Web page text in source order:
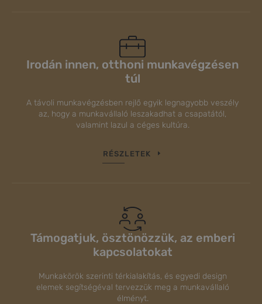
Irodán innen, otthoni munkavégzésen
túl
A távoli munkavégzésben rejlő egyik legnagyobb veszély
az, hogy a munkavállaló leszakadhat a csapatától,
valamint lazul a céges kultúra.
RÉSZLETEK
Támogatjuk, ösztönözzük, az emberi
kapcsolatokat
Munkakörök szerinti térkialakítás, és egyedi design
elemek segítségéval tervezzük meg a munkavállaló
élményt.